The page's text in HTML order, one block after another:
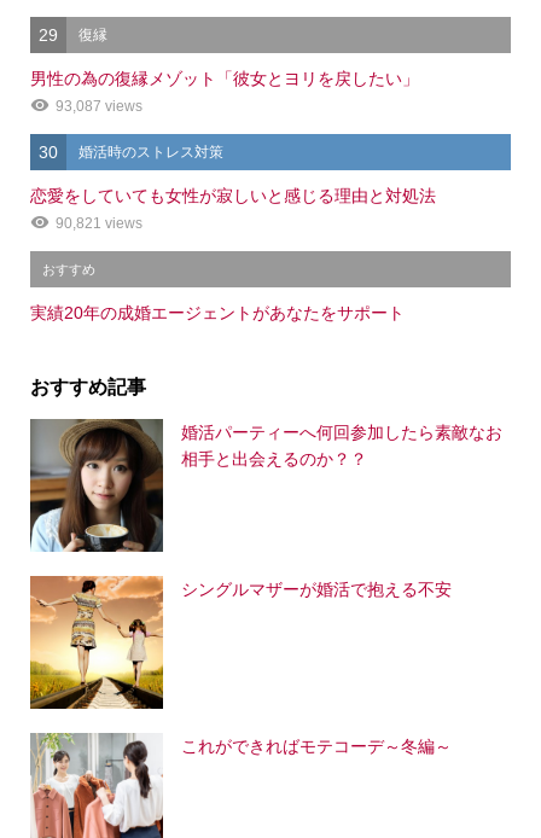
29 復縁
男性の為の復縁メゾット「彼女とヨリを戻したい」
93,087 views
30 婚活時のストレス対策
恋愛をしていても女性が寂しいと感じる理由と対処法
90,821 views
おすすめ
実績20年の成婚エージェントがあなたをサポート
おすすめ記事
婚活パーティーへ何回参加したら素敵なお
相手と出会えるのか？？
シングルマザーが婚活で抱える不安
これができればモテコーデ～冬編～